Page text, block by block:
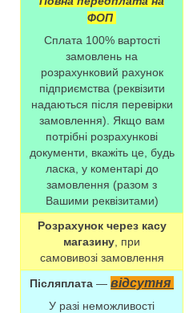
ФОП
Сплата 100% вартості
замовлень на
розрахунковий рахунок
підприємства (реквізити
надаються після перевірки
замовлення). Якщо вам
потрібні розрахункові
документи, вкажіть це, будь
ласка, у коментарі до
замовлення (разом з
Вашими реквізитами)
Розрахунок через касу
магазину , при
самовивозі замовлення
Післяплата — відсутня
У разі неможливості